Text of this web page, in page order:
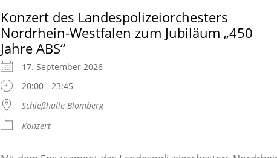
Konzert des Landespolizeiorchesters
Nordrhein-Westfalen zum Jubiläum „450
Jahre ABS“
17. September 2026
20:00 - 23:45
Schießhalle Blomberg
Konzert